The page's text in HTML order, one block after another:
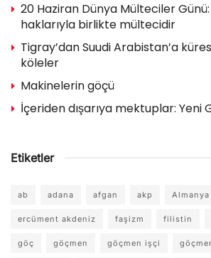
20 Haziran Dünya Mülteciler
haklarıyla birlikte mültecidir
Tigray’dan Suudi Arabistan’a
köleler
Makinelerin göçü
İçeriden dışarıya mektuplar: Yeni
Etiketler
ab adana afgan akp Almanya
ercüment akdeniz faşizm filistin
göç göçmen göçmen işçi